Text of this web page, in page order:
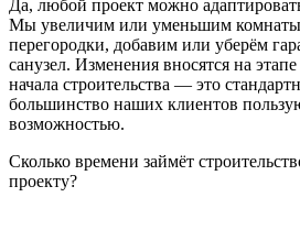
Да, любой проект можно
Мы увеличим или уменьшим
перегородки, добавим или уберём
санузел. Изменения вносятся на
начала строительства — это
большинство наших клиентов
возможностью.
Сколько времени займёт
проекту?